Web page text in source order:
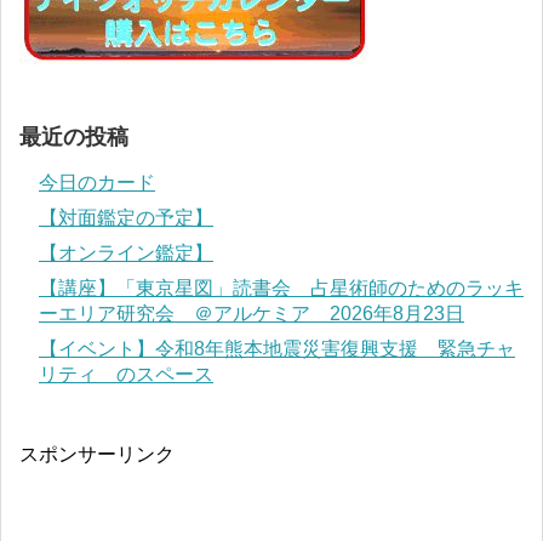
最近の投稿
今日のカード
【対面鑑定の予定】
【オンライン鑑定】
【講座】「東京星図」読書会 占星術師のためのラッキ
ーエリア研究会 ＠アルケミア 2026年8月23日
【イベント】令和8年熊本地震災害復興支援 緊急チャ
リティ のスペース
スポンサーリンク